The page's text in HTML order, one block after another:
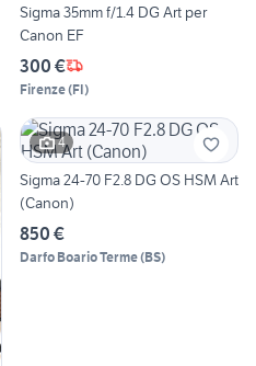
Sigma 35mm f/1.4 DG Art per
Canon EF
300 €
Firenze(FI)
4
Sigma 24-70 F2.8 DG OS HSM Art
(Canon)
850 €
Darfo Boario Terme(BS)